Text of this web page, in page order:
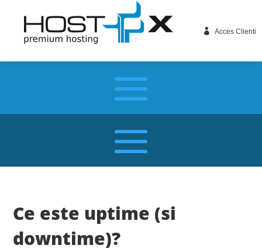
 Acces Clienti
Ce este uptime (si
downtime)?